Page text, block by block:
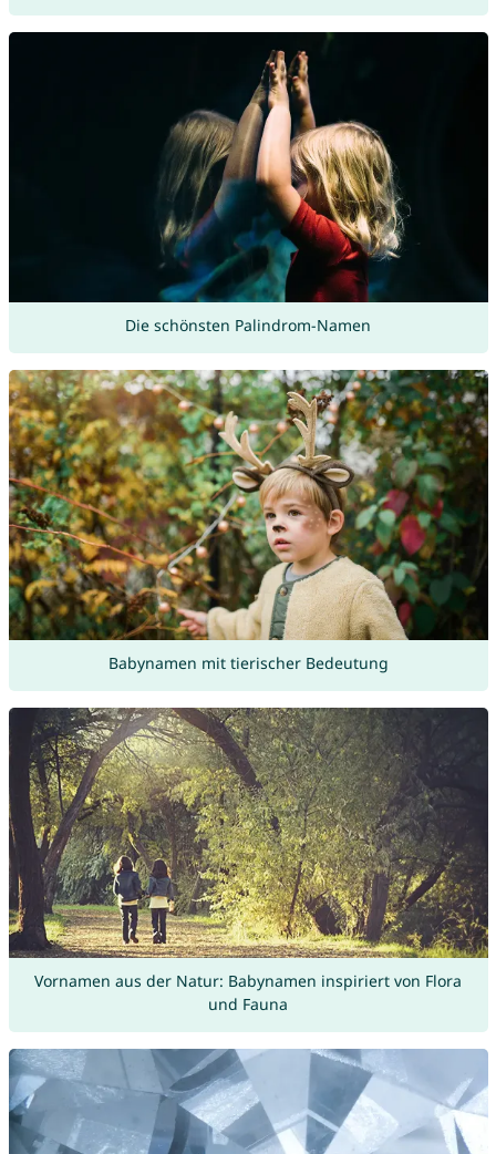
Die schönsten Palindrom-Namen
Babynamen mit tierischer Bedeutung
Vornamen aus der Natur: Babynamen inspiriert von Flora
und Fauna